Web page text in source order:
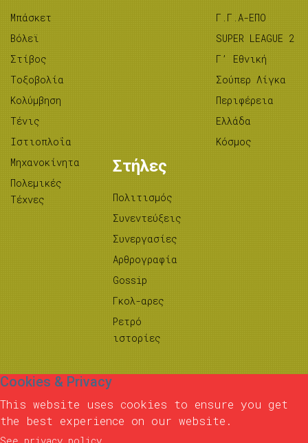
Μπάσκετ
Βόλεϊ
Στίβος
Tοξοβολία
Κολύμβηση
Τένις
Ιστιοπλοΐα
Μηχανοκίνητα
Πολεμικές
Τέχνες
Γ.Γ.Α-ΕΠΟ
SUPER LEAGUE 2
Γ’ Εθνική
Σούπερ Λίγκα
Περιφέρεια
Ελλάδα
Κόσμος
Στήλες
Πολιτισμός
Συνεντεύξεις
Συνεργασίες
Αρθρογραφία
Gossip
Γκολ-αρες
Ρετρό
ιστορίες
Cookies & Privacy
This website uses cookies to ensure you get
the best experience on our website.